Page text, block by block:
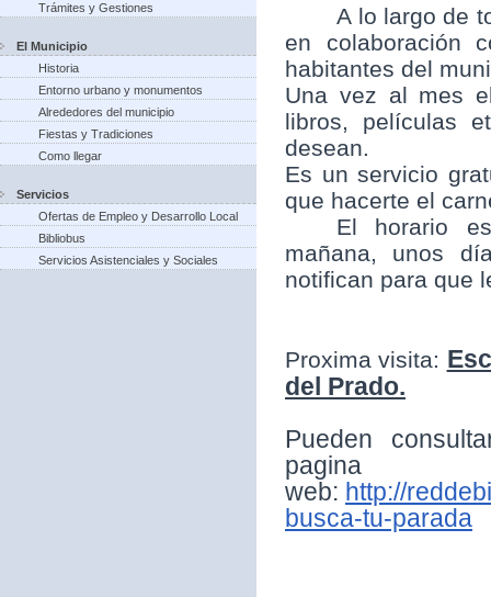
Trámites y Gestiones
El Municipio
Historia
Entorno urbano y monumentos
Alrededores del municipio
Fiestas y Tradiciones
Como llegar
Servicios
Ofertas de Empleo y Desarrollo Local
Bibliobus
Servicios Asistenciales y Sociales
A lo largo de
en colaboración
habitantes del
Una vez al mes
libros, películas
desean.
Es un servicio
que hacerte el
El horario
mañana, unos
notifican para que
Proxima visita:
del Prado.
Pueden
pagina
web: http://
busca-tu-parada